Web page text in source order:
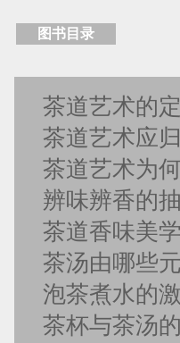
图书目录
茶道艺术的
茶道艺术应
茶道艺术为
辨味辨香的
茶道香味美
茶汤由哪些
泡茶煮水的
茶杯与茶汤